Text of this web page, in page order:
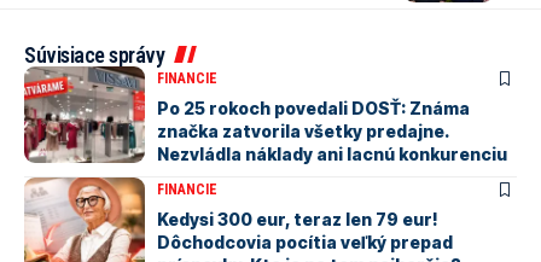
Súvisiace správy
FINANCIE
Po 25 rokoch povedali DOSŤ: Známa
značka zatvorila všetky predajne.
Nezvládla náklady ani lacnú konkurenciu
FINANCIE
Kedysi 300 eur, teraz len 79 eur!
Dôchodcovia pocítia veľký prepad